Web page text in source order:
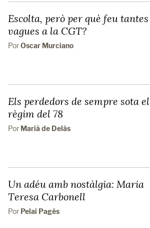
Escolta, però per què feu tantes
vagues a la CGT?
PorOscar Murciano
Els perdedors de sempre sota el
règim del 78
Por Marià de Delàs
Un adéu amb nostàlgia: Maria
Teresa Carbonell
Por Pelai Pagès